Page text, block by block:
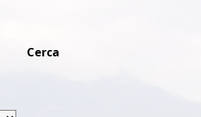
Cerca